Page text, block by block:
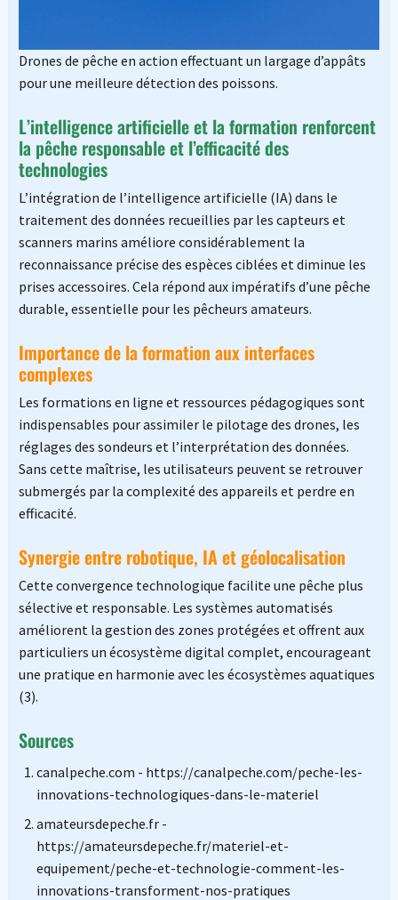
Drones de pêche en action effectuant un largage d’appâts
pour une meilleure détection des poissons.
L’intelligence artificielle et la formation renforcent
la pêche responsable et l’efficacité des
technologies
L’intégration de l’intelligence artificielle (IA) dans le
traitement des données recueillies par les capteurs et
scanners marins améliore considérablement la
reconnaissance précise des espèces ciblées et diminue les
prises accessoires. Cela répond aux impératifs d’une pêche
durable, essentielle pour les pêcheurs amateurs.
Importance de la formation aux interfaces
complexes
Les formations en ligne et ressources pédagogiques sont
indispensables pour assimiler le pilotage des drones, les
réglages des sondeurs et l’interprétation des données.
Sans cette maîtrise, les utilisateurs peuvent se retrouver
submergés par la complexité des appareils et perdre en
efficacité.
Synergie entre robotique, IA et géolocalisation
Cette convergence technologique facilite une pêche plus
sélective et responsable. Les systèmes automatisés
améliorent la gestion des zones protégées et offrent aux
particuliers un écosystème digital complet, encourageant
une pratique en harmonie avec les écosystèmes aquatiques
(3).
Sources
canalpeche.com - https://canalpeche.com/peche-les-
innovations-technologiques-dans-le-materiel
amateursdepeche.fr -
https://amateursdepeche.fr/materiel-et-
equipement/peche-et-technologie-comment-les-
innovations-transforment-nos-pratiques